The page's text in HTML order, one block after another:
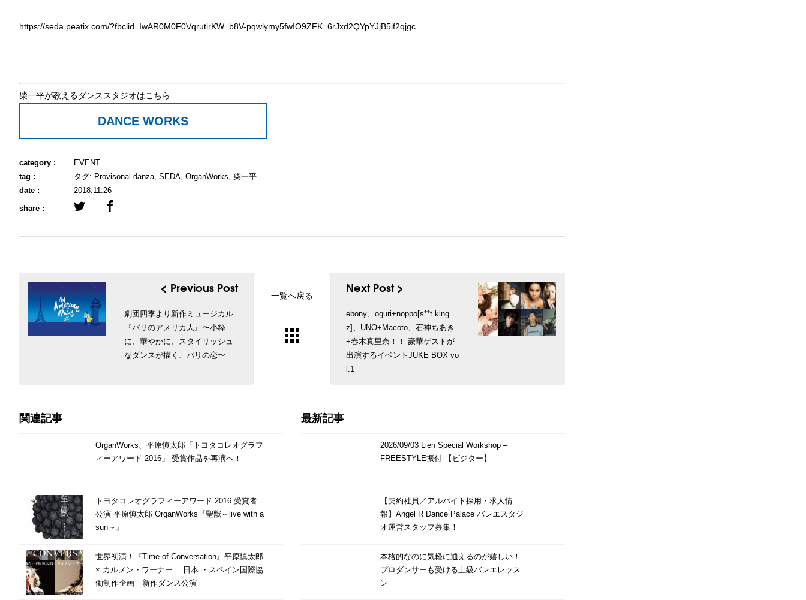
https://seda.peatix.com/?fbclid=IwAR0M0F0VqrutirKW_b8V-pqwlymy5fwIO9ZFK_6rJxd2QYpYJjB5if2qjgc
柴一平が教えるダンススタジオはこちら
DANCE WORKS
category :
EVENT
tag :
タグ: Provisonal danza, SEDA, OrganWorks, 柴一平
date :
2018.11.26
share :
< Previous Post
劇団四季より新作ミュージカル
『パリのアメリカ人』〜小粋
に、華やかに、スタイリッシュ
なダンスが描く、パリの恋〜
一覧へ戻る Next Post >
ebony、oguri+noppo[s**t king
z]、UNO+Macoto、石神ちあき
+春木真里奈！！ 豪華ゲストが
出演するイベントJUKE BOX vo
l.1
関連記事
OrganWorks、平原慎太郎「トヨタコレオグラフ
ィーアワード 2016」 受賞作品を再演へ！
トヨタコレオグラフィーアワード 2016 受賞者
公演 平原慎太郎 OrganWorks『聖獣～live with a
sun～』
世界初演！『Time of Conversation』平原慎太郎
× カルメン・ワーナー 日本 ・スペイン国際協
働制作企画 新作ダンス公演
最新記事
2026/09/03 Lien Special Workshop –
FREESTYLE振付 【ビジター】
【契約社員／アルバイト採用・求人情
報】Angel R Dance Palace バレエスタジ
オ運営スタッフ募集！
本格的なのに気軽に通えるのが嬉しい！
プロダンサーも受ける上級バレエレッス
ン